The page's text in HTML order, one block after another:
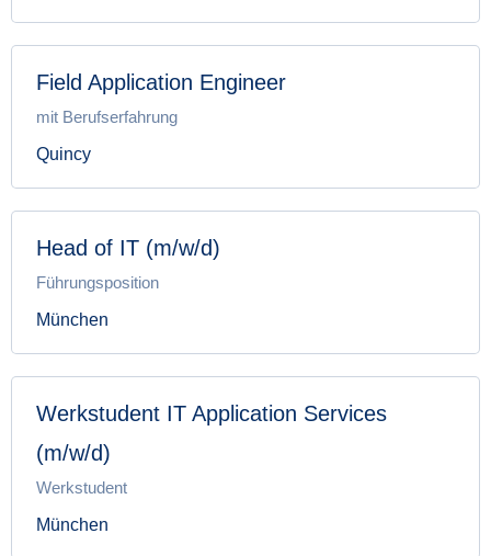
Field Application Engineer
mit Berufserfahrung
Quincy
Head of IT (m/w/d)
Führungsposition
München
Werkstudent IT Application Services
(m/w/d)
Werkstudent
München